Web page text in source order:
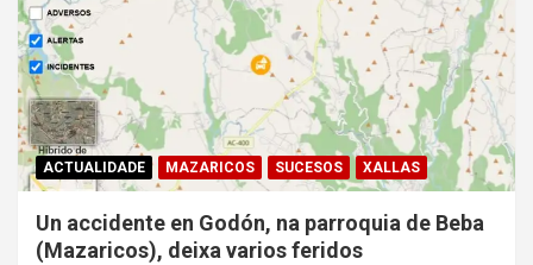
ACTUALIDADE MAZARICOS SUCESOS XALLAS
Un accidente en Godón, na parroquia de Beba
(Mazaricos), deixa varios feridos